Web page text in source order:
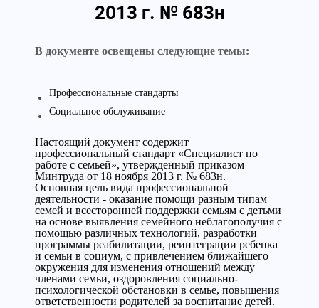
2013 г. № 683н
В документе освещены следующие темы:
Профессиональные стандарты
Социальное обслуживание
Настоящий документ содержит
профессиональный стандарт «Специалист по
работе с семьей», утвержденный приказом
Минтруда от 18 ноября 2013 г. № 683н.
Основная цель вида профессиональной
деятельности - оказание помощи разным типам
семей и всесторонней поддержки семьям с детьми
на основе выявления семейного неблагополучия с
помощью различных технологий, разработки
программы реабилитации, реинтеграции ребенка
и семьи в социум, с привлечением ближайшего
окружения для изменения отношений между
членами семьи, оздоровления социально-
психологической обстановки в семье, повышения
ответственности родителей за воспитание детей.